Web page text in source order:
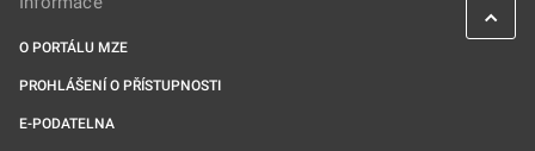
O PORTÁLU MZE
PROHLÁŠENÍ O PŘÍSTUPNOSTI
E-PODATELNA